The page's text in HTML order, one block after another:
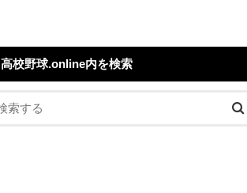
高校野球.online内を検索